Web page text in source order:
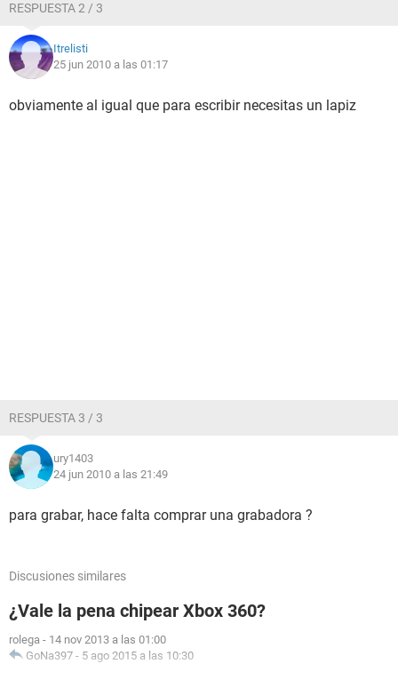
RESPUESTA 2 / 3
Itrelisti
25 jun 2010 a las 01:17
obviamente al igual que para escribir necesitas un lapiz
RESPUESTA 3 / 3
ury1403
24 jun 2010 a las 21:49
para grabar, hace falta comprar una grabadora ?
Discusiones similares
¿Vale la pena chipear Xbox 360?
rolega - 14 nov 2013 a las 01:00
GoNa397 - 5 ago 2015 a las 10:30